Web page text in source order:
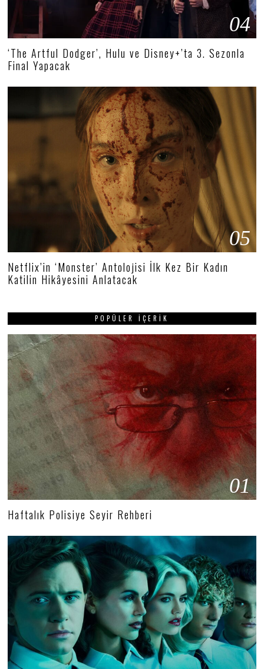
04
‘The Artful Dodger’, Hulu ve Disney+’ta 3. Sezonla
Final Yapacak
05
Netflix’in ‘Monster’ Antolojisi İlk Kez Bir Kadın
Katilin Hikâyesini Anlatacak
POPÜLER İÇERIK
01
Haftalık Polisiye Seyir Rehberi